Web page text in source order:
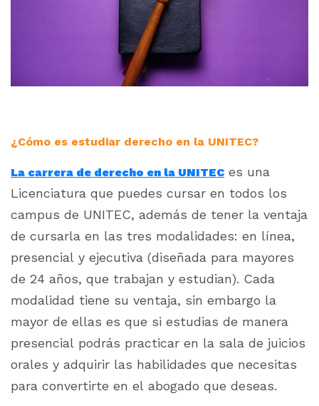
¿Cómo es estudiar derecho en la UNITEC?
La carrera de derecho en la UNITEC es una
Licenciatura que puedes cursar en todos los
campus de UNITEC, además de tener la ventaja
de cursarla en las tres modalidades: en línea,
presencial y ejecutiva (diseñada para mayores
de 24 años, que trabajan y estudian). Cada
modalidad tiene su ventaja, sin embargo la
mayor de ellas es que si estudias de manera
presencial podrás practicar en la sala de juicios
orales y adquirir las habilidades que necesitas
para convertirte en el abogado que deseas.